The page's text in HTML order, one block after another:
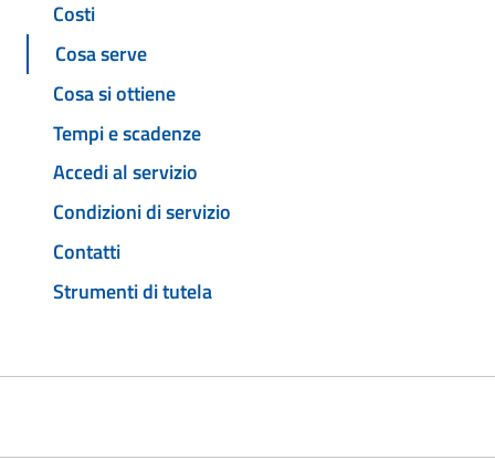
Costi
Cosa serve
Cosa si ottiene
Tempi e scadenze
Accedi al servizio
Condizioni di servizio
Contatti
Strumenti di tutela